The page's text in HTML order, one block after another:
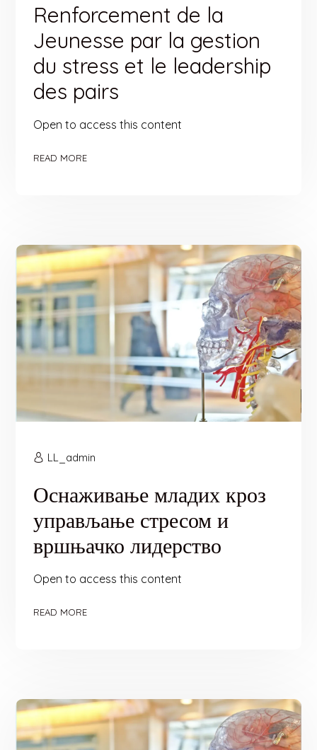
Renforcement de la
Jeunesse par la gestion
du stress et le leadership
des pairs
Open to access this content
READ MORE
LL_admin
Оснаживање младих кроз
управљање стресом и
вршњачко лидерство
Open to access this content
READ MORE